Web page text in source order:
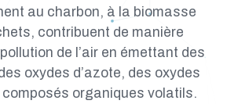
au charbon, à la biomasse
contribuent de manière
de l’air en émettant des
oxydes d’azote, des oxydes
organiques volatils.